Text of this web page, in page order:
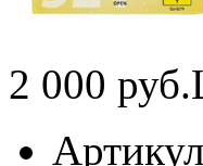
2 000 руб.